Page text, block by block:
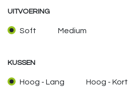
UITVOERING
Soft Medium
KUSSEN
Hoog - Lang Hoog - Kort